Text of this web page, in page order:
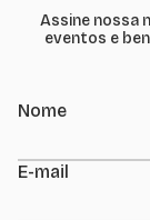
Assine nossa
eventos e
Nome
E-mail